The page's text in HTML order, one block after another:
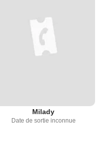
Milady
Date de sortie inconnue